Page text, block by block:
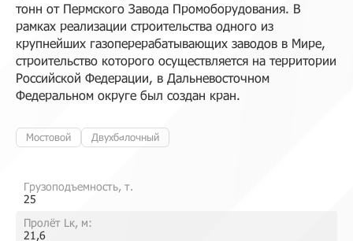
тонн от Пермского Завода Промоборудования. В
рамках реализации строительства одного из
крупнейших газоперерабатывающих заводов в Мире,
строительство которого осуществляется на территории
Российской Федерации, в Дальневосточном
Федеральном округе был создан кран.
Мостовой Двухбалочный
Грузоподъемность, т.
25
Пролёт Lк, м:
21,6